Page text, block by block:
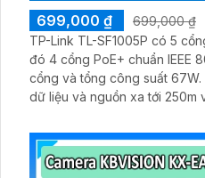
699,000 ₫
699,000 ₫
TP-Link TL-SF1005P có 5
đó 4 cổng PoE+ chuẩn IEEE
cổng và tổng công suất 67W. Thiết bị cho phép truyền
dữ liệu và nguồn xa tới 250m